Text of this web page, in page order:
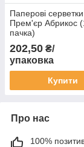
Паперові
Прем'єр Абрикос
пачка)
202,50 ₴/
упаковка
Купити
Про нас
100%